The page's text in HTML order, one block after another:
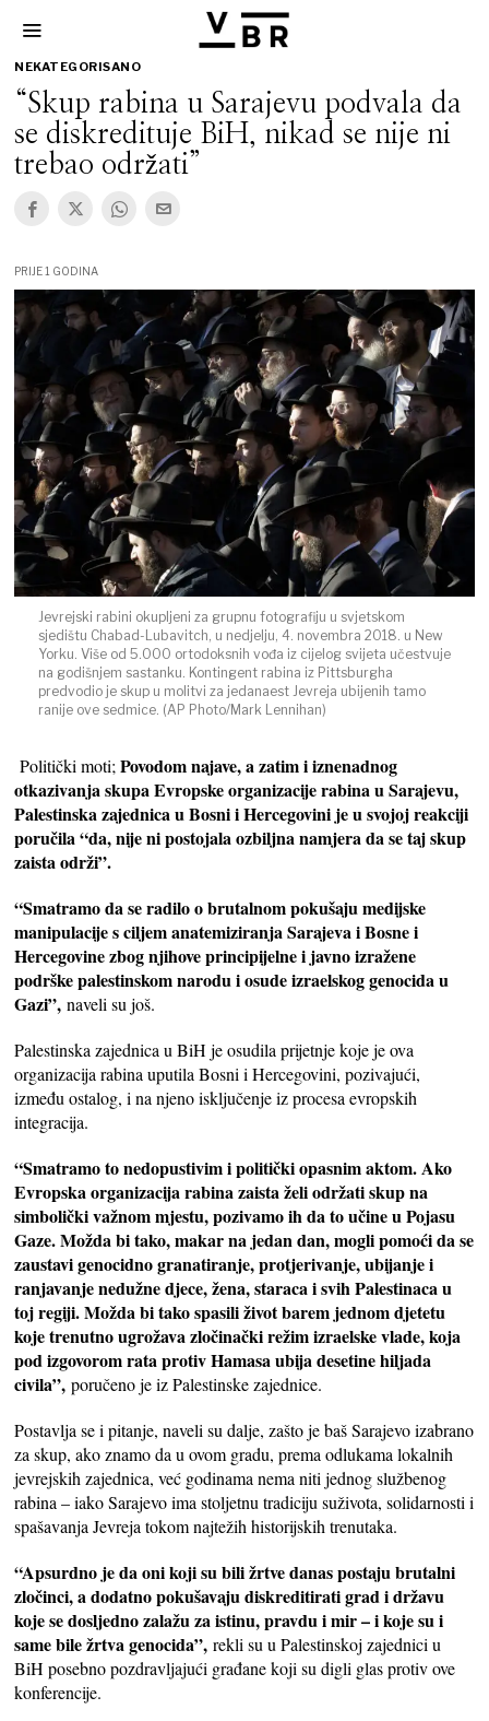
NEKATEGORISANO
“Skup rabina u Sarajevu podvala da
se diskredituje BiH, nikad se nije ni
trebao održati”
PRIJE 1 GODINA
Jevrejski rabini okupljeni za grupnu fotografiju u svjetskom
sjedištu Chabad-Lubavitch, u nedjelju, 4. novembra 2018. u New
Yorku. Više od 5.000 ortodoksnih vođa iz cijelog svijeta učestvuje
na godišnjem sastanku. Kontingent rabina iz Pittsburgha
predvodio je skup u molitvi za jedanaest Jevreja ubijenih tamo
ranije ove sedmice. (AP Photo/Mark Lennihan)
Politički moti;Povodom najave, a zatim i iznenadnog
otkazivanja skupa Evropske organizacije rabina u Sarajevu,
Palestinska zajednica u Bosni i Hercegovini je u svojoj reakciji
poručila “da, nije ni postojala ozbiljna namjera da se taj skup
zaista održi”.
“Smatramo da se radilo o brutalnom pokušaju medijske
manipulacije s ciljem anatemiziranja Sarajeva i Bosne i
Hercegovine zbog njihove principijelne i javno izražene
podrške palestinskom narodu i osude izraelskog genocida u
Gazi”, naveli su još.
Palestinska zajednica u BiH je osudila prijetnje koje je ova
organizacija rabina uputila Bosni i Hercegovini, pozivajući,
između ostalog, i na njeno isključenje iz procesa evropskih
integracija.
“Smatramo to nedopustivim i politički opasnim aktom. Ako
Evropska organizacija rabina zaista želi održati skup na
simbolički važnom mjestu, pozivamo ih da to učine u Pojasu
Gaze. Možda bi tako, makar na jedan dan, mogli pomoći da se
zaustavi genocidno granatiranje, protjerivanje, ubijanje i
ranjavanje nedužne djece, žena, staraca i svih Palestinaca u
toj regiji. Možda bi tako spasili život barem jednom djetetu
koje trenutno ugrožava zločinački režim izraelske vlade, koja
pod izgovorom rata protiv Hamasa ubija desetine hiljada
civila”, poručeno je iz Palestinske zajednice.
Postavlja se i pitanje, naveli su dalje, zašto je baš Sarajevo izabrano
za skup, ako znamo da u ovom gradu, prema odlukama lokalnih
jevrejskih zajednica, već godinama nema niti jednog službenog
rabina – iako Sarajevo ima stoljetnu tradiciju suživota, solidarnosti i
spašavanja Jevreja tokom najtežih historijskih trenutaka.
“Apsurdno je da oni koji su bili žrtve danas postaju brutalni
zločinci, a dodatno pokušavaju diskreditirati grad i državu
koje se dosljedno zalažu za istinu, pravdu i mir – i koje su i
same bile žrtva genocida”, rekli su u Palestinskoj zajednici u
BiH posebno pozdravljajući građane koji su digli glas protiv ove
konferencije.